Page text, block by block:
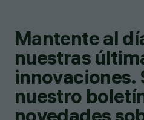
Mantente al
nuestras
innovaciones.
nuestro